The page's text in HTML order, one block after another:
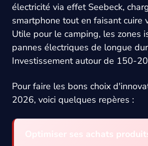
électricité via effet Seebeck,
smartphone tout en faisant cuire
Utile pour le camping, les zones
pannes électriques de longue
Investissement autour de 150-
Pour faire les bons choix
2026, voici quelques repères :
Optimiser ses achats